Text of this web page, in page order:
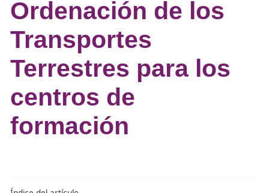
Cambios en el
Reglamento de
Ordenación de los
Transportes